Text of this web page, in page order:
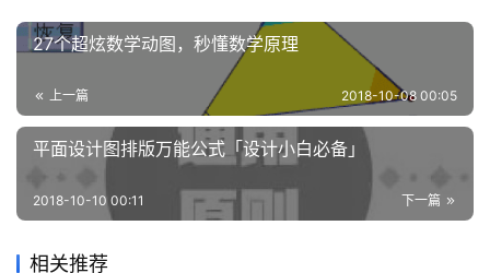
具
问
答
专
常
用
27个超炫数学动图，秒懂数学原理
上一篇 2018-10-08 00:05
平面设计图排版万能公式「设计小白必备」
下一篇
2018-10-10 00:11
相关推荐